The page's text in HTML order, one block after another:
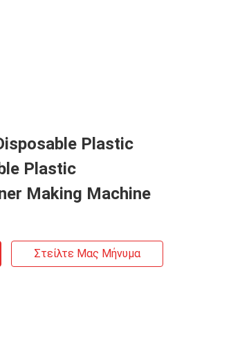
Plastic
Plastic
Making Machine
Στείλτε Μας Μήνυμα